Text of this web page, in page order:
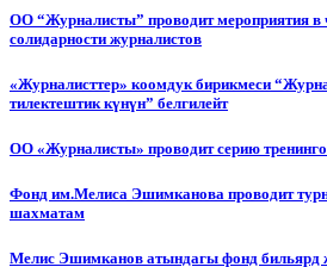
ОО “Журналисты” проводит мероприятия в
солидарности журналистов
«Журналисттер» коомдук бирикмеси
тилектештик күнүн” белгилейт
ОО «Журналисты» проводит серию
Фонд им.Мелиса Эшимканова проводит
шахматам
Мелис Эшимканов атындагы фонд бильярд